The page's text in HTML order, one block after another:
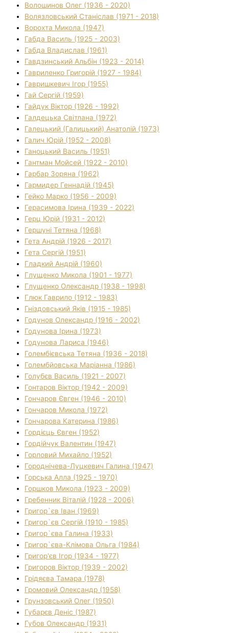
Волошинов Олег (1936 - 2020)
Волязловський Станіслав (1971 - 2018)
Ворохта Микола (1947)
Габда Василь (1925 - 2003)
Габда Владислав (1961)
Гавдзинський Альбін (1923 - 2014)
Гавриленко Григорій (1927 - 1984)
Гавришкевич Ігор (1955)
Гай Сергій (1959)
Гайдук Віктор (1926 - 1992)
Галдецька Світлана (1972)
Галецький (Галицький) Анатолій (1973)
Галич Юрій (1952 - 2008)
Ганоцький Василь (1951)
Гантман Мойсей (1922 - 2010)
Гарбар Зоряна (1962)
Гармидер Геннадій (1945)
Гейко Марко (1956 - 2009)
Герасимова Ірина (1939 - 2022)
Герц Юрій (1931 - 2012)
Гершуні Тетяна (1968)
Гета Андрій (1926 - 2017)
Гета Сергій (1951)
Гладкий Андрій (1960)
Глущенко Микола (1901 - 1977)
Глущенко Олександр (1938 - 1998)
Глюк Гаврило (1912 - 1983)
Гніздовський Яків (1915 - 1985)
Годунов Олександр (1916 - 2002)
Годунова Ірина (1973)
Годунова Лариса (1946)
Голембієвська Тетяна (1936 - 2018)
Голембйовська Маріанна (1986)
Голубєв Василь (1921 - 2007)
Гонтаров Віктор (1942 - 2009)
Гончаров Євген (1946 - 2010)
Гончаров Микола (1972)
Гончарова Катерина (1986)
Гордієць Євген (1952)
Гордійчук Валентин (1947)
Горловий Михайло (1952)
Городнічева-Луцкевич Галина (1947)
Горська Алла (1925 - 1970)
Горшков Микола (1923 - 2009)
Гребенник Віталій (1928 - 2006)
Григор`єв Іван (1969)
Григор`єв Сергій (1910 - 1985)
Григор`єва Галина (1933)
Григор`єва-Клімова Ольга (1984)
Григор'єв Ігор (1934 - 1977)
Григоров Віктор (1939 - 2002)
Грідяєва Тамара (1978)
Громовий Олександр (1958)
Грунзовський Олег (1950)
Губарєв Деніс (1987)
Губов Олександр (1931)